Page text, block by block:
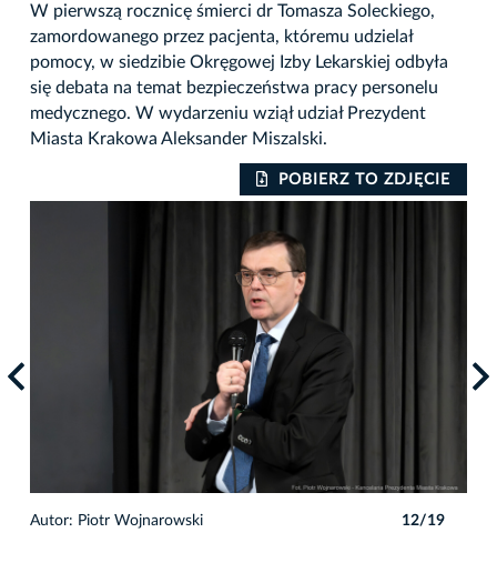
W pierwszą rocznicę śmierci dr Tomasza Soleckiego,
zamordowanego przez pacjenta, któremu udzielał
pomocy, w siedzibie Okręgowej Izby Lekarskiej odbyła
się debata na temat bezpieczeństwa pracy personelu
medycznego. W wydarzeniu wziął udział Prezydent
Miasta Krakowa Aleksander Miszalski.
POBIERZ TO ZDJĘCIE
Autor: Piotr Wojnarowski 12/19